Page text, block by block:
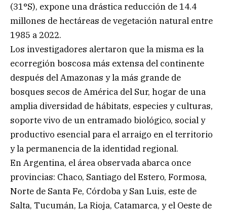
(31°S), expone una drástica reducción de 14.4
millones de hectáreas de vegetación natural entre
1985 a 2022.
Los investigadores alertaron que la misma es la
ecorregión boscosa más extensa del continente
después del Amazonas y la más grande de
bosques secos de América del Sur, hogar de una
amplia diversidad de hábitats, especies y culturas,
soporte vivo de un entramado biológico, social y
productivo esencial para el arraigo en el territorio
y la permanencia de la identidad regional.
En Argentina, el área observada abarca once
provincias: Chaco, Santiago del Estero, Formosa,
Norte de Santa Fe, Córdoba y San Luis, este de
Salta, Tucumán, La Rioja, Catamarca, y el Oeste de